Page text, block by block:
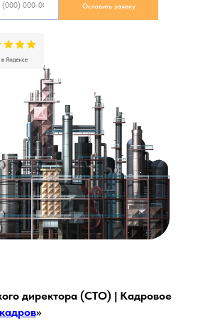
Оставить заявку
директора (CTO) | Кадровое
»